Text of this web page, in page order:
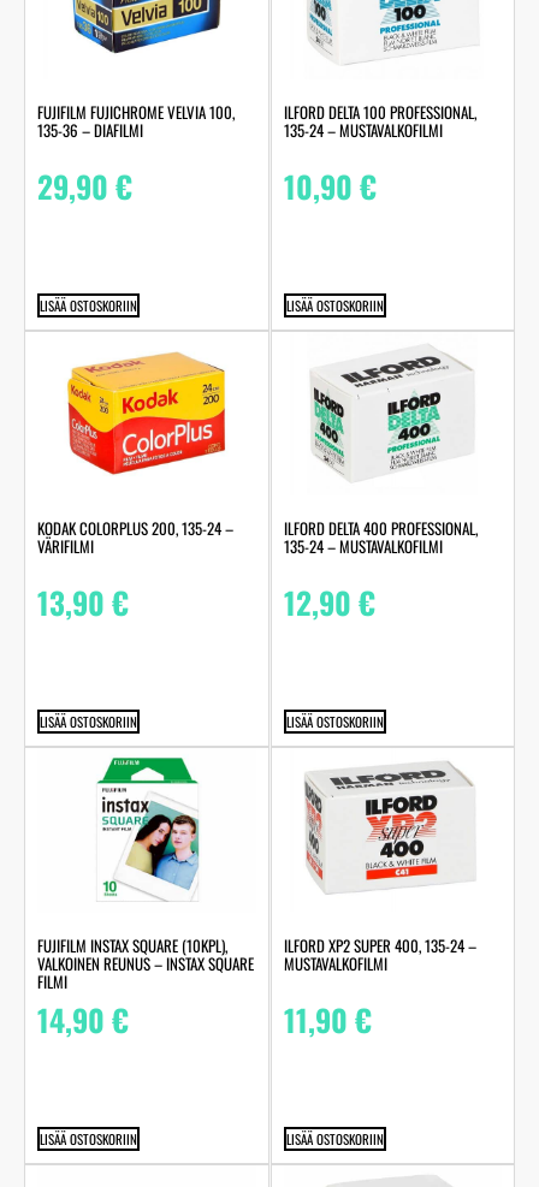
FUJIFILM FUJICHROME VELVIA 100,
135-36 – DIAFILMI
29,90€
LISÄÄ OSTOSKORIIN
ILFORD DELTA 100 PROFESSIONAL,
135-24 – MUSTAVALKOFILMI
10,90€
LISÄÄ OSTOSKORIIN
KODAK COLORPLUS 200, 135-24 –
VÄRIFILMI
13,90€
LISÄÄ OSTOSKORIIN
ILFORD DELTA 400 PROFESSIONAL,
135-24 – MUSTAVALKOFILMI
12,90€
LISÄÄ OSTOSKORIIN
FUJIFILM INSTAX SQUARE (10KPL),
VALKOINEN REUNUS – INSTAX SQUARE
FILMI
14,90€
LISÄÄ OSTOSKORIIN
ILFORD XP2 SUPER 400, 135-24 –
MUSTAVALKOFILMI
11,90€
LISÄÄ OSTOSKORIIN